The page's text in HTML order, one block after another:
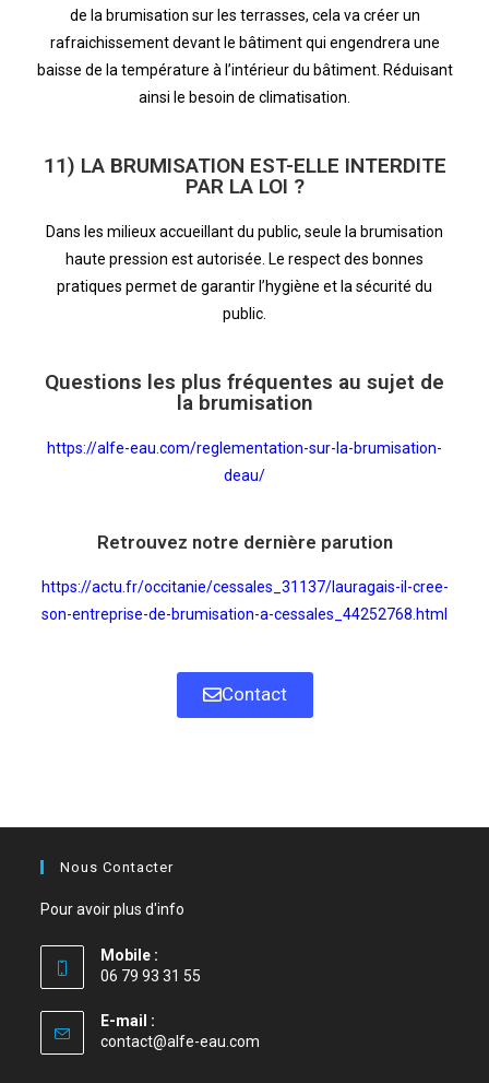
de la brumisation sur les terrasses, cela va créer un
rafraichissement devant le bâtiment qui engendrera une
baisse de la température à l’intérieur du bâtiment. Réduisant
ainsi le besoin de climatisation.
11) LA BRUMISATION EST-ELLE INTERDITE
PAR LA LOI ?
Dans les milieux accueillant du public, seule la brumisation
haute pression est autorisée. Le respect des bonnes
pratiques permet de garantir l’hygiène et la sécurité du
public.
Questions les plus fréquentes au sujet de
la brumisation
https://alfe-eau.com/reglementation-sur-la-brumisation-
deau/
Retrouvez notre dernière parution
https://actu.fr/occitanie/cessales_31137/lauragais-il-cree-
son-entreprise-de-brumisation-a-cessales_44252768.html
Contact
Nous Contacter
Pour avoir plus d'info
Mobile :
06 79 93 31 55
E-mail :
contact@alfe-eau.com